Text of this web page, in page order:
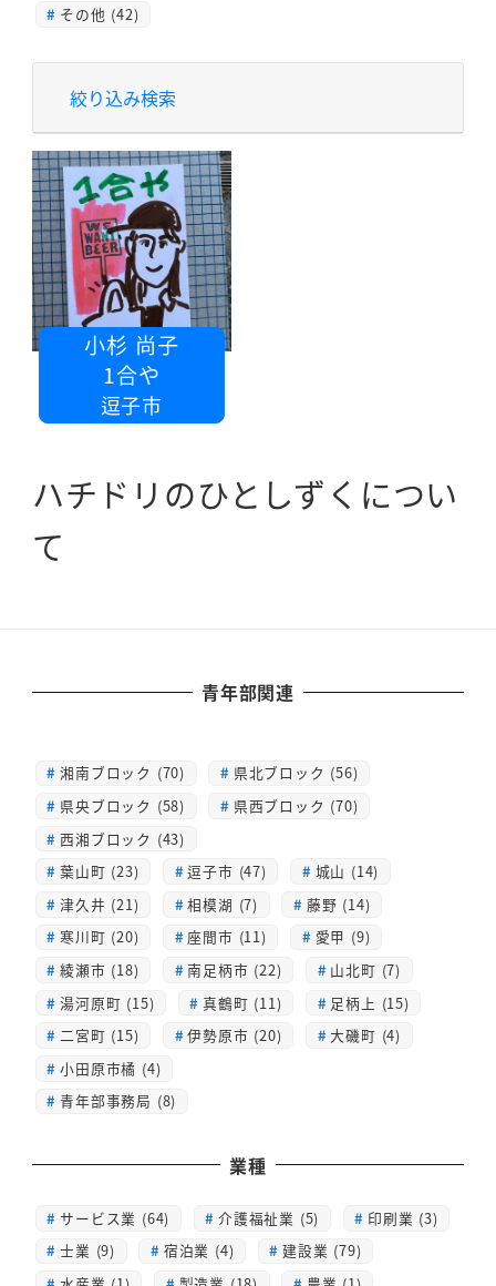
その他 (42)
絞り込み検索
小杉 尚子
1合や
逗子市
ハチドリのひとしずくについ
て
青年部関連
湘南ブロック (70)
県北ブロック (56)
県央ブロック (58)
県西ブロック (70)
西湘ブロック (43)
葉山町 (23)
逗子市 (47)
城山 (14)
津久井 (21)
相模湖 (7)
藤野 (14)
寒川町 (20)
座間市 (11)
愛甲 (9)
綾瀬市 (18)
南足柄市 (22)
山北町 (7)
湯河原町 (15)
真鶴町 (11)
足柄上 (15)
二宮町 (15)
伊勢原市 (20)
大磯町 (4)
小田原市橘 (4)
青年部事務局 (8)
業種
サービス業 (64) 介護福祉業 (5)
印刷業 (3)
士業 (9)
宿泊業 (4)
建設業 (79)